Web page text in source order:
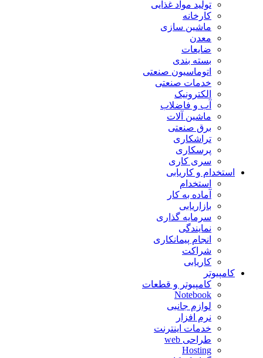
تولید مواد غذایی
کارخانه
ماشین سازی
معدن
ضایعات
بسته بندی
اتوماسیون صنعتی
خدمات صنعتی
الکترونیک
آب و فاضلاب
ماشین آلات
برق صنعتی
تراشکاری
پرسکاری
سری کاری
استخدام و کاریابی
استخدام
آماده به کار
بازاریابی
سرمایه گذاری
نمایندگی
انجام پیمانکاری
شراکت
کاریابی
کامپیوتر
کامپیوتر و قطعات
Notebook
لوازم جانبی
نرم افزار
خدمات اینترنت
طراحی web
Hosting